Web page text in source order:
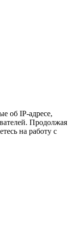
об IP-адресе,
Продолжая
на работу с